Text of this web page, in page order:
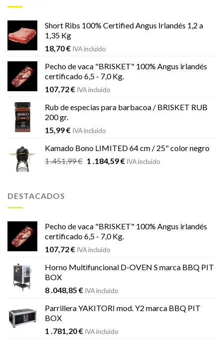
Short Ribs 100% Certified Angus Irlandés 1,2 a
1,35 Kg
18,70€ IVA incluido
Pecho de vaca "BRISKET" 100% Angus irlandés
certificado 6,5 - 7,0 Kg.
107,72€ IVA incluido
Rub de especias para barbacoa / BRISKET RUB
200 gr.
15,99€ IVA incluido
Kamado Bono LIMITED 64 cm / 25" color negro
1 .451,99€ El
1 .184,59€ElIVA incluido
DESTACADOS
Pecho de vaca "BRISKET" 100% Angus irlandés
certificado 6,5 - 7,0 Kg.
107,72€ IVA incluido
Horno Multifuncional D-OVEN S marca BBQ PIT
BOX
8 .048,85 € IVA incluido
Parrillera YAKITORI mod. Y2 marca BBQ PIT
BOX
1 .781,20€ IVA incluido